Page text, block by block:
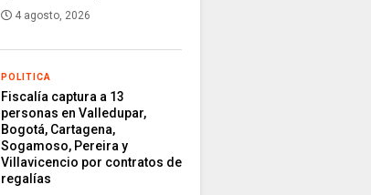
4 agosto, 2026
POLITICA
Fiscalía captura a 13
personas en Valledupar,
Bogotá, Cartagena,
Sogamoso, Pereira y
Villavicencio por contratos de
regalías